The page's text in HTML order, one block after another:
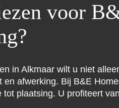
voor
in Alkmaar wilt u niet
en afwerking. Bij B&E
tot plaatsing. U profiteert